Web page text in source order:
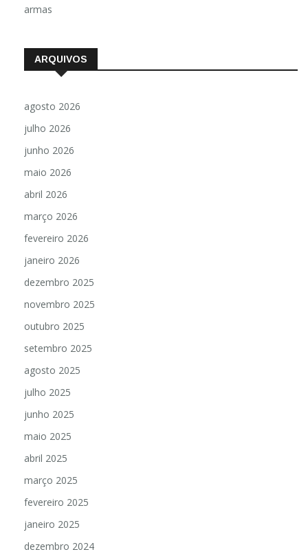
armas
ARQUIVOS
agosto 2026
julho 2026
junho 2026
maio 2026
abril 2026
março 2026
fevereiro 2026
janeiro 2026
dezembro 2025
novembro 2025
outubro 2025
setembro 2025
agosto 2025
julho 2025
junho 2025
maio 2025
abril 2025
março 2025
fevereiro 2025
janeiro 2025
dezembro 2024